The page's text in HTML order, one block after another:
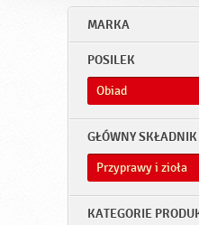
Română
Deutsch
MARKA
POSILEK
Obiad
GŁÓWNY SKŁADNIK
Przyprawy i zioła
KATEGORIE